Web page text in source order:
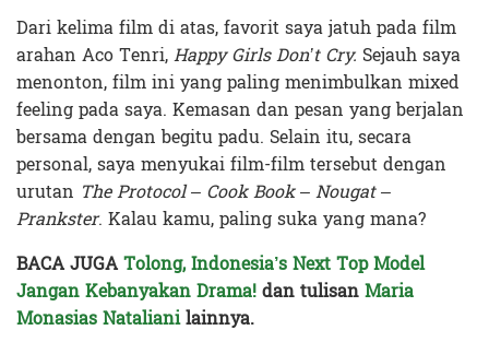
Dari kelima film di atas, favorit saya jatuh pada film
arahan Aco Tenri,Happy Girls Don’t Cry. Sejauh saya
menonton, film ini yang paling menimbulkan mixed
feeling pada saya. Kemasan dan pesan yang berjalan
bersama dengan begitu padu. Selain itu, secara
personal, saya menyukai film-film tersebut dengan
urutan The Protocol – Cook Book – Nougat –
Prankster. Kalau kamu, paling suka yang mana?
BACA JUGATolong, Indonesia’s Next Top Model
Jangan Kebanyakan Drama!dan tulisanMaria
Monasias Natalianilainnya.